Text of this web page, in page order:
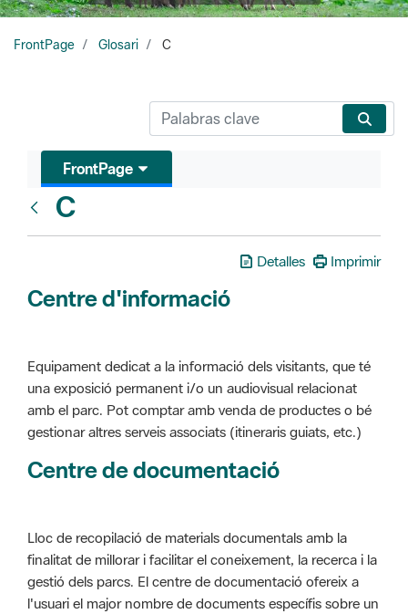
FrontPage Glosari C
FrontPage
C
Detalles Imprimir
Centre d'informació
Equipament dedicat a la informació dels visitants, que té
una exposició permanent i/o un audiovisual relacionat
amb el parc. Pot comptar amb venda de productes o bé
gestionar altres serveis associats (itineraris guiats, etc.)
Centre de documentació
Lloc de recopilació de materials documentals amb la
finalitat de millorar i facilitar el coneixement, la recerca i la
gestió dels parcs. El centre de documentació ofereix a
l'usuari el major nombre de documents específis sobre un